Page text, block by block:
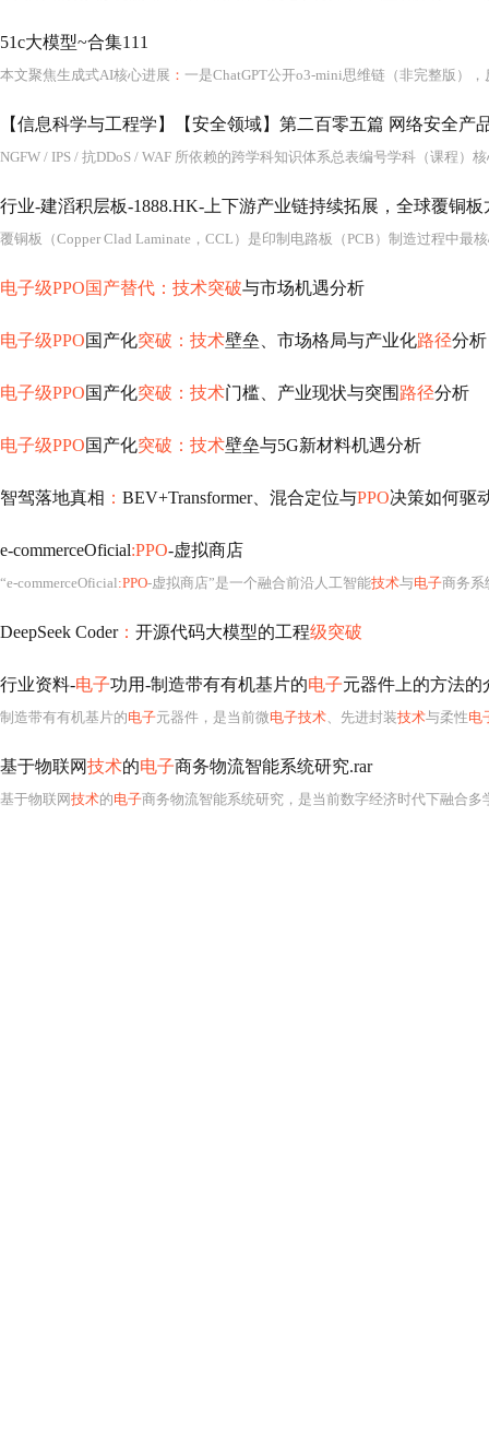
51c大模型~合集111
本文聚焦生成式AI核心进展 ： 一是ChatGPT公开o3-mini思维链（非完整版），
行业-建滔积层板-1888.HK-上下游产业链持续拓展，全球覆铜
电子级PPO国产替代：技术突破与市场机遇分析
电子级PPO国产化突破：技术壁垒、市场格局与产业化路径分析
电子级PPO国产化突破：技术门槛、产业现状与突围 路径分析
电子级PPO国产化突破：技术壁垒与5G新材料机遇分析
智驾落地真相 ： BEV+Transformer、混合定位与PPO决策如何驱
e-commerceOficial:PPO-虚拟商店
“e-commerceOficial:PPO-虚拟商店”是一个融合前沿人工智能技术与电子商务系统建模的综合
DeepSeek Coder： 开源代码大模型的工程级突破
行业资料-电子功用-制造带有有机基片的电子元器件上的方法的
制造带有有机基片的电子元器件，是当前微电子技术、先进封装技术与柔性电
基于物联网技术的电子商务物流智能系统研究.rar
基于物联网技术的电子商务物流智能系统研究，是当前数字经济时代下融合多